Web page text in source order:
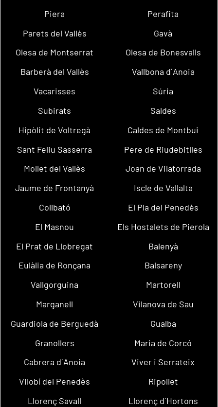
Piera
Perafita
Parets del Vallès
Gavà
Olesa de Montserrat
Olesa de Bonesvalls
Barberà del Vallès
Vallbona d´Anoia
Vacarisses
Súria
Subirats
Saldes
Hipòlit de Voltregà
Caldes de Montbui
Sant Feliu Sasserra
Pere de Riudebitlles
Mollet del Vallès
Joan de Vilatorrada
Jaume de Frontanyà
Iscle de Vallalta
Collbató
El Pla del Penedès
El Masnou
Els Hostalets de Pierola
El Prat de Llobregat
Balenyà
Eulàlia de Ronçana
Balsareny
Vallgorguina
Martorell
Marganell
Vilanova de Sau
Guardiola de Berguedà
Gualba
Granollers
Maria de Corcó
Cabrera d´Anoia
Viver i Serrateix
Vilobí del Penedès
Ripollet
Llorenç Savall
Llorenç d´Hortons